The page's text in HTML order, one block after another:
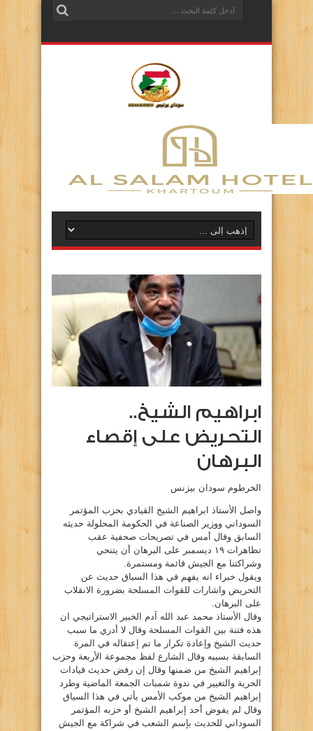
ابراهيم الشيخ..
التحريض على إقصاء
البرهان
الخرطوم سودان بيزنس
واصل الأستاذ ابراهيم الشيخ القيادي بحزب المؤتمر
السوداني ووزير الصناعة في الحكومة المحلولة حديثه
السابق وقال أمس في تصريحات صحفية عقب
تظاهرات ١٩ ديسمبر على البرهان أن يتنحي
وشراكتنا مع الجيش قائمة ومستمرة.
ويقول خبراء انه يفهم في هذا السياق حديث عن
التحريض واشارات للقوات المسلحة بضرورة الانقلاب
على البرهان.
وقال الأستاذ محمد عبد الله آدم الخبير الاستراتيجي ان
هذه فتنة بين القوات المسلحة وقال لا أدري ما سبب
حديث الشيخ وإعادة تكرار ما تم إعتقاله في المرة
السابقة بسببه وقال الشارع لفظ مجموعة الأربعة وحزب
إبراهيم الشيخ من ضمنها وقال إن رفض حديث قيادات
الحرية والتغيير في ندوة شمبات الجمعة الماضية وطرد
إبراهيم الشيخ من موكب الأمس يأتي في هذا السياق
وقال لم يفوض أحد إبراهيم الشيخ أو حزبه المؤتمر
السوداني للحديث بإسم الشعب في شراكة مع الجيش